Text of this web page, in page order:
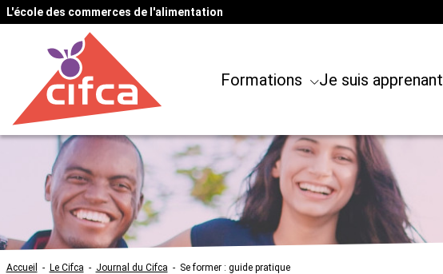
L'école des commerces de l'alimentation
Formations Je suis apprenant
Accueil - Le Cifca - Journal du Cifca - Se former : guide pratique